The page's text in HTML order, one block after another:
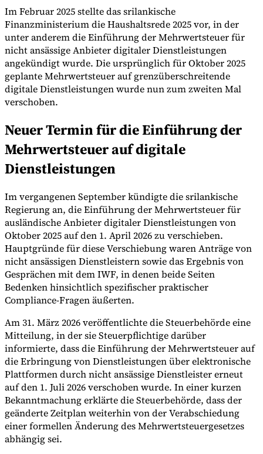
Werkzeuge
Verkaufssteuer-Rechner
NummernprüferTracker für E-Rechnungs-Mandate
Experts
Unsere AutorenBeitragender werdenWählen Sie einen Experten
Im Februar 2025 stellte das srilankische
Finanzministerium die Haushaltsrede 2025 vor, in der
unter anderem die Einführung der Mehrwertsteuer für
nicht ansässige Anbieter digitaler Dienstleistungen
angekündigt wurde. Die ursprünglich für Oktober 2025
geplante Mehrwertsteuer auf grenzüberschreitende
digitale Dienstleistungen wurde nun zum zweiten Mal
verschoben.
Neuer Termin für die Einführung der
Mehrwertsteuer auf digitale
Dienstleistungen
Im vergangenen September kündigte die srilankische
Regierung an, die Einführung der Mehrwertsteuer für
ausländische Anbieter digitaler Dienstleistungen von
Oktober 2025 auf den 1. April 2026 zu verschieben.
Hauptgründe für diese Verschiebung waren Anträge von
nicht ansässigen Dienstleistern sowie das Ergebnis von
Gesprächen mit dem IWF, in denen beide Seiten
Bedenken hinsichtlich spezifischer praktischer
Compliance-Fragen äußerten.
Am 31. März 2026 veröffentlichte die Steuerbehörde eine
Mitteilung, in der sie Steuerpflichtige darüber
informierte, dass die Einführung der Mehrwertsteuer auf
die Erbringung von Dienstleistungen über elektronische
Plattformen durch nicht ansässige Dienstleister erneut
auf den 1. Juli 2026 verschoben wurde. In einer kurzen
Bekanntmachung erklärte die Steuerbehörde, dass der
geänderte Zeitplan weiterhin von der Verabschiedung
einer formellen Änderung des Mehrwertsteuergesetzes
abhängig sei.